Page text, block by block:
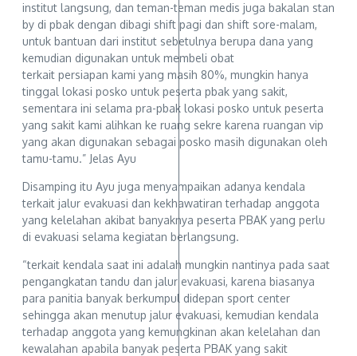
institut langsung, dan teman-teman medis juga bakalan stan
by di pbak dengan dibagi shift pagi dan shift sore-malam,
untuk bantuan dari institut sebetulnya berupa dana yang
kemudian digunakan untuk membeli obat
terkait persiapan kami yang masih 80%, mungkin hanya
tinggal lokasi posko untuk peserta pbak yang sakit,
sementara ini selama pra-pbak lokasi posko untuk peserta
yang sakit kami alihkan ke ruang sekre karena ruangan vip
yang akan digunakan sebagai posko masih digunakan oleh
tamu-tamu.” Jelas Ayu
Disamping itu Ayu juga menyampaikan adanya kendala
terkait jalur evakuasi dan kekhawatiran terhadap anggota
yang kelelahan akibat banyaknya peserta PBAK yang perlu
di evakuasi selama kegiatan berlangsung.
“terkait kendala saat ini adalah mungkin nantinya pada saat
pengangkatan tandu dan jalur evakuasi, karena biasanya
para panitia banyak berkumpul didepan sport center
sehingga akan menutup jalur evakuasi, kemudian kendala
terhadap anggota yang kemungkinan akan kelelahan dan
kewalahan apabila banyak peserta PBAK yang sakit